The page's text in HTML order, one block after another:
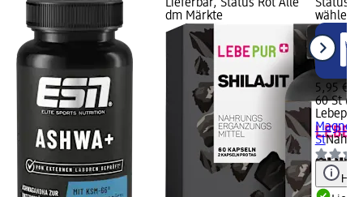
Lieferbar, Status Rot Alle
dm Märkte
Status
wählen
5,95 €
60 St
Lebepur
St